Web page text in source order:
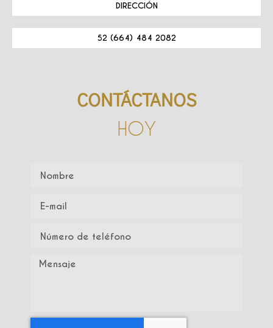
DIRECCIÓN
52 (664) 484 2082
CONTÁCTANOS
HOY